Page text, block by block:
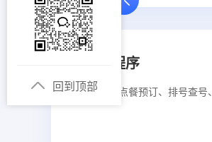
回到顶部
餐饮小程序
定位、在线点餐预订、排号查号